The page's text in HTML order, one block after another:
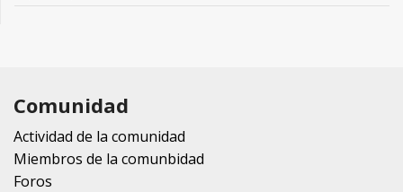
Comunidad
Actividad de la comunidad
Miembros de la comunbidad
Foros